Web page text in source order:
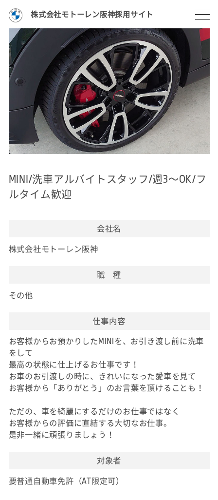
株式会社モトーレン阪神採用サイト
MINI/洗車アルバイトスタッフ/週3～OK/フ
ルタイム歓迎
会社名
株式会社モトーレン阪神
職 種
その他
仕事内容
お客様からお預かりしたMINIを、お引き渡し前に洗車
をして
最高の状態に仕上げるお仕事です！
お車のお引渡しの時に、きれいになった愛車を見て
お客様から「ありがとう」のお言葉を頂けることも！
ただの、車を綺麗にするだけのお仕事ではなく
お客様からの評価に直結する大切なお仕事。
是非一緒に頑張りましょう！
対象者
要普通自動車免許（AT限定可）